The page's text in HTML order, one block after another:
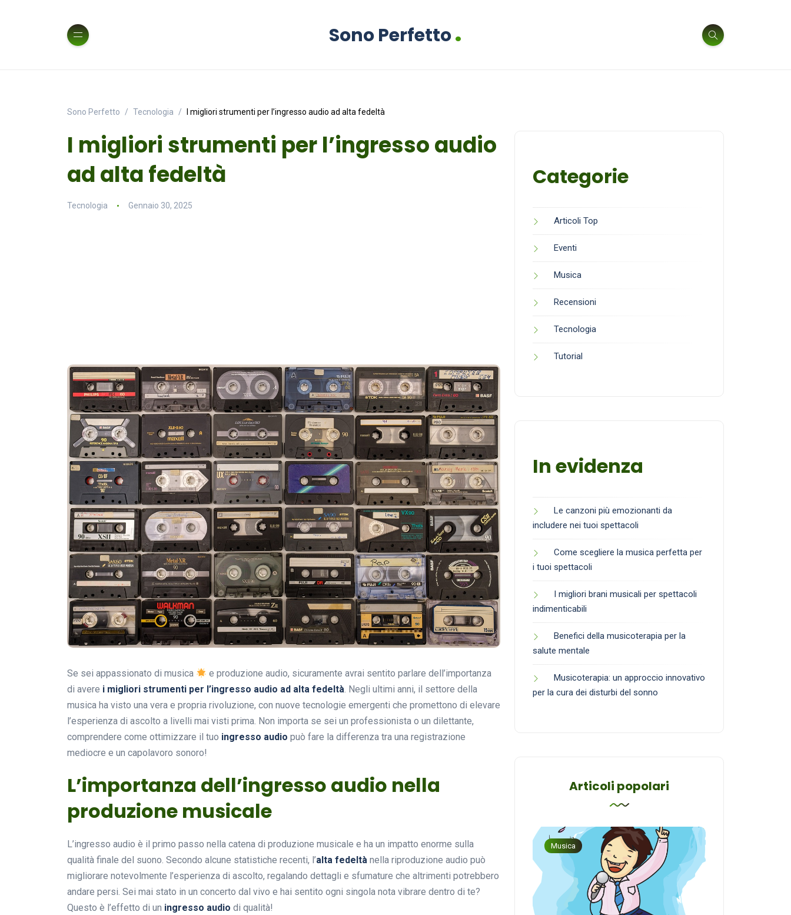
Sono Perfetto.
Sono Perfetto Tecnologia I migliori strumenti per l’ingresso audio ad alta fedeltà
I migliori strumenti per l’ingresso audio
ad alta fedeltà
Tecnologia Gennaio 30, 2025
Se sei appassionato di musica
e produzione audio, sicuramente avrai sentito parlare dell’importanza
di avere i migliori strumenti per l’ingresso audio ad alta fedeltà. Negli ultimi anni, il settore della
musica ha visto una vera e propria rivoluzione, con nuove tecnologie emergenti che promettono di elevare
l’esperienza di ascolto a livelli mai visti prima. Non importa se sei un professionista o un dilettante,
comprendere come ottimizzare il tuo ingresso audio può fare la differenza tra una registrazione
mediocre e un capolavoro sonoro!
L’importanza dell’ingresso audio nella
produzione musicale
L’ingresso audio è il primo passo nella catena di produzione musicale e ha un impatto enorme sulla
qualità finale del suono. Secondo alcune statistiche recenti, l’alta fedeltà nella riproduzione audio può
migliorare notevolmente l’esperienza di ascolto, regalando dettagli e sfumature che altrimenti potrebbero
andare persi. Sei mai stato in un concerto dal vivo e hai sentito ogni singola nota vibrare dentro di te?
Questo è l’effetto di un ingresso audio di qualità!
Categorie
Articoli Top
Eventi
Musica
Recensioni
Tecnologia
Tutorial
In evidenza
Le canzoni più emozionanti da
includere nei tuoi spettacoli
Come scegliere la musica perfetta per
i tuoi spettacoli
I migliori brani musicali per spettacoli
indimenticabili
Benefici della musicoterapia per la
salute mentale
Musicoterapia: un approccio innovativo
per la cura dei disturbi del sonno
Articoli popolari
Musica Musica